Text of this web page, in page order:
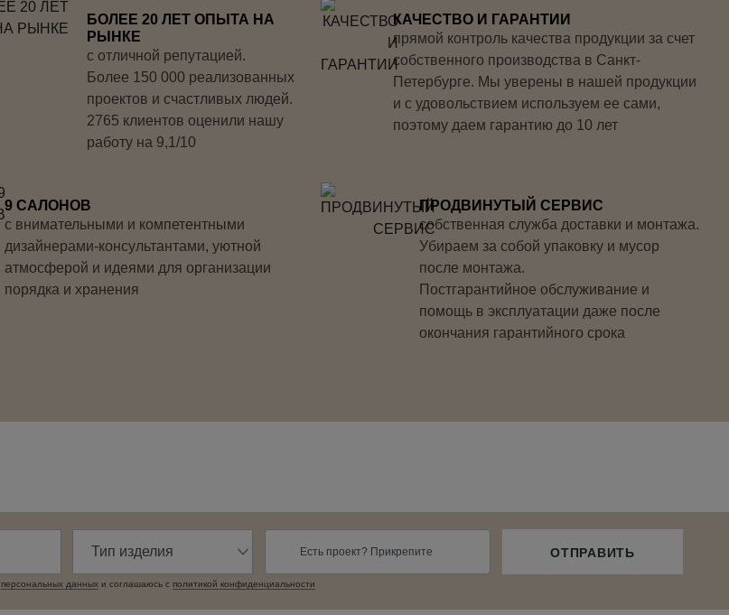
БОЛЕЕ 20 ЛЕТ ОПЫТА НА
РЫНКЕ
с отличной репутацией.
Более 150 000 реализованных
проектов и счастливых людей.
2765 клиентов оценили нашу
работу на 9,1/10
КАЧЕСТВО И ГАРАНТИИ
прямой контроль качества продукции за счет
собственного производства в Санкт-
Петербурге. Мы уверены в нашей продукции
и с удовольствием используем ее сами,
поэтому даем гарантию до 10 лет
9 САЛОНОВ
с внимательными и компетентными
дизайнерами-консультантами, уютной
атмосферой и идеями для организации
порядка и хранения
ПРОДВИНУТЫЙ СЕРВИС
собственная служба доставки и монтажа.
Убираем за собой упаковку и мусор
после монтажа.
Постгарантийное обслуживание и
помощь в эксплуатации даже после
окончания гарантийного срока
Есть проект? Прикрепите ОТПРАВИТЬ
персональных данныxи соглашаюсь c политикой конфиденциальности